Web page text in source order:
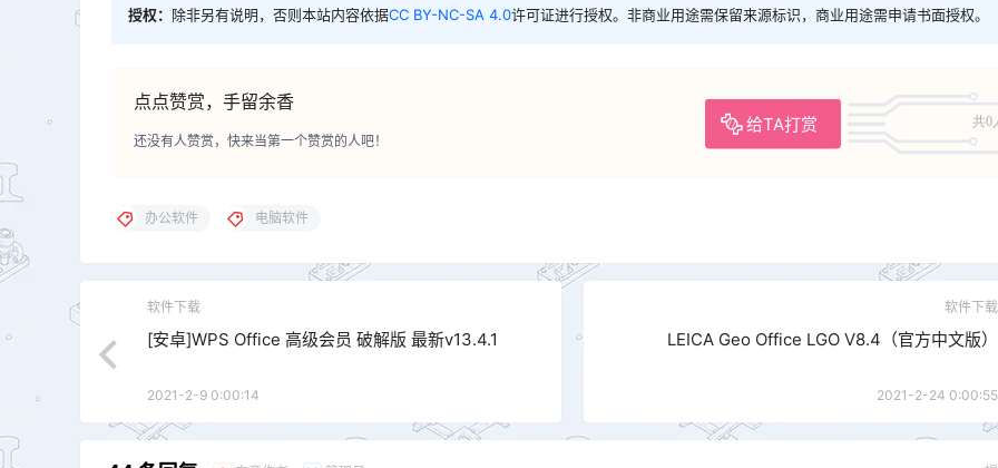
授权： 除非另有说明，否则本站内容依据CC BY-NC-SA 4.0许可证进行授权。非商业用途需保留来源标识，商业用途需申请书面授权。
点点赞赏，手留余香
给TA打赏 共0
还没有人赞赏，快来当第一个赞赏的人吧！
办公软件 电脑软件
软件下载
[安卓]WPS Office 高级会员 破解版 最新v13.4.1
2021-2-9 0:00:14
软件下载
LEICA Geo Office LGO V8.4（官方中文版）
2021-2-24 0:00:55